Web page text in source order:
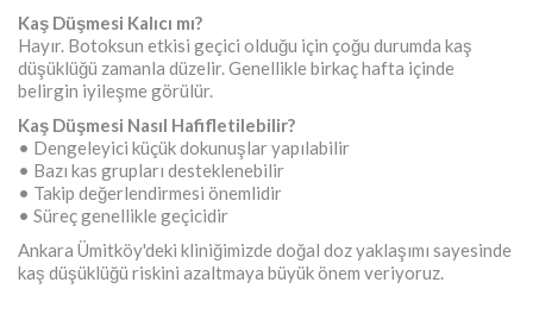
Kaş Düşmesi Kalıcı mı?
Hayır. Botoksun etkisi geçici olduğu için çoğu durumda kaş
düşüklüğü zamanla düzelir. Genellikle birkaç hafta içinde
belirgin iyileşme görülür.
Kaş Düşmesi Nasıl Hafifletilebilir?
• Dengeleyici küçük dokunuşlar yapılabilir
• Bazı kas grupları desteklenebilir
• Takip değerlendirmesi önemlidir
• Süreç genellikle geçicidir
Ankara Ümitköy'deki kliniğimizde doğal doz yaklaşımı sayesinde
kaş düşüklüğü riskini azaltmaya büyük önem veriyoruz.